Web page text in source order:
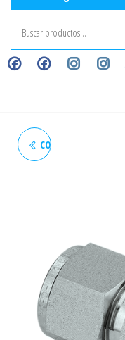
CONECTOR MACHO 1"